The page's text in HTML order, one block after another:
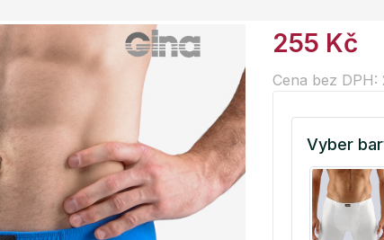
255 Kč
Cena bez DPH:
Vyber